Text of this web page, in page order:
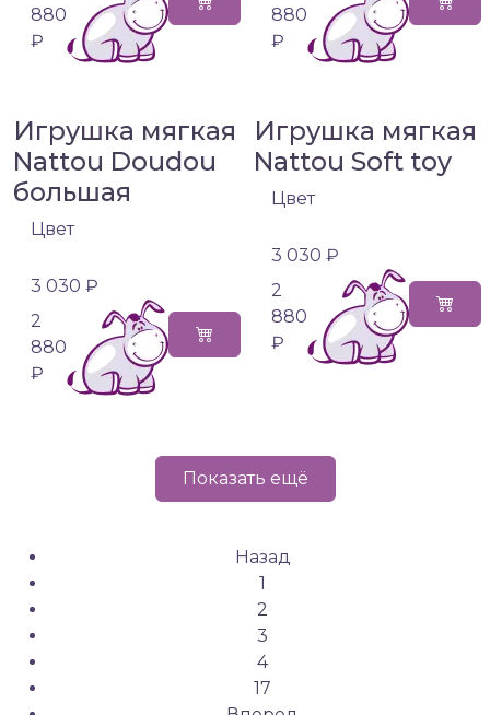
880
₽
880
₽
Игрушка мягкая
Nattou Doudou
большая
Цвет
3 030 ₽
2
880
₽
Игрушка мягкая
Nattou Soft toy
Цвет
3 030 ₽
2
880
₽
Показать ещё
Назад
1
2
3
4
17